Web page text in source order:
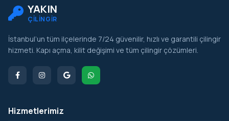
YAKIN
ÇİLİNGİR
İstanbul’un tüm ilçelerinde 7/24 güvenilir, hızlı ve garantili çilingir
hizmeti. Kapı açma, kilit değişimi ve tüm çilingir çözümleri.
Hizmetlerimiz